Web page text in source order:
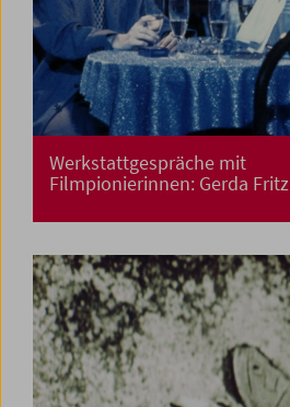
Werkstattgespräche mit
Filmpionierinnen: Gerda Fritz